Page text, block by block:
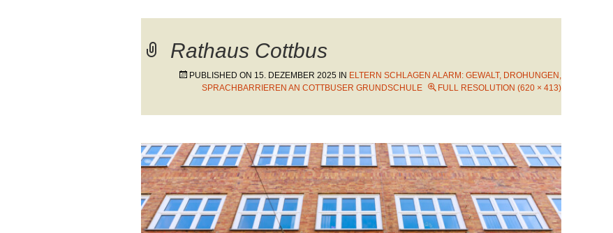
Rathaus Cottbus
PUBLISHED ON 15. DEZEMBER 2025 IN ELTERN SCHLAGEN ALARM: GEWALT, DROHUNGEN,
SPRACHBARRIEREN AN COTTBUSER GRUNDSCHULE
FULL RESOLUTION (620 × 413)